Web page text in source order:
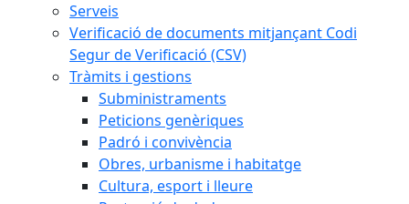
Serveis
Verificació de documents mitjançant Codi
Segur de Verificació (CSV)
Tràmits i gestions
Subministraments
Peticions genèriques
Padró i convivència
Obres, urbanisme i habitatge
Cultura, esport i lleure